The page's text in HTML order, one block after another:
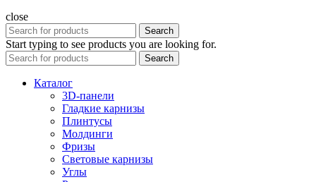
close
Search
Start typing to see products you are looking for.
Search
Каталог
3D-панели
Гладкие карнизы
Плинтусы
Молдинги
Фризы
Световые карнизы
Углы